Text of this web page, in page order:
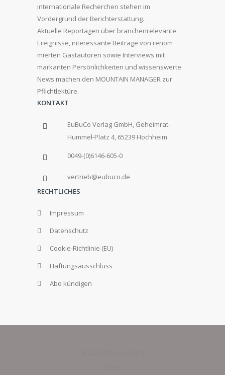
internationale Recherchen stehen im
Vordergrund der Berichterstattung.
Aktuelle Reportagen über branchenrelevante
Ereignisse, interessante Beiträge von renom
mierten Gastautoren sowie Interviews mit
markanten Persönlichkeiten und wissenswerte
News machen den MOUNTAIN MANAGER zur
Pflichtlektüre.
KONTAKT
EuBuCo Verlag GmbH, Geheimrat-
Hummel-Platz 4, 65239 Hochheim
0049-(0)6146-605-0
vertrieb@eubuco.de
RECHTLICHES
Impressum
Datenschutz
Cookie-Richtlinie (EU)
Haftungsausschluss
Abo kündigen